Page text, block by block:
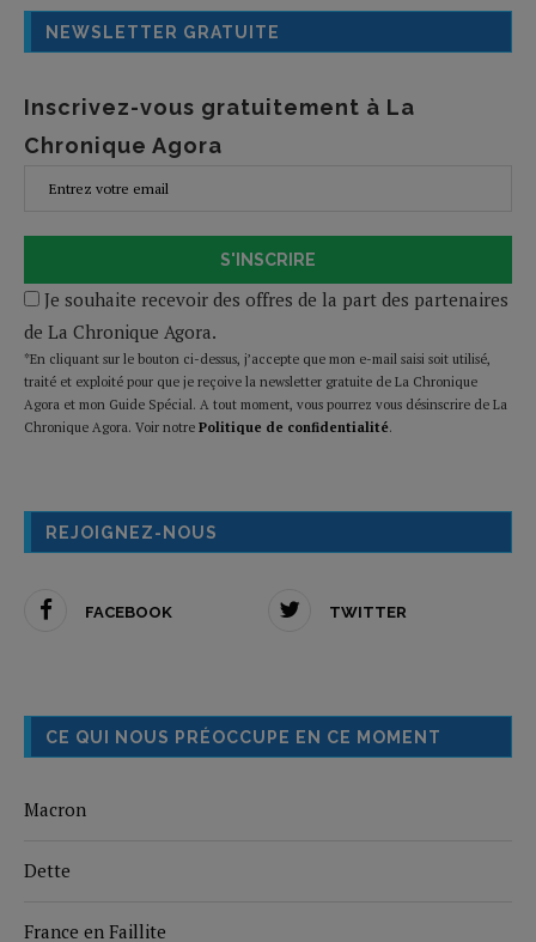
NEWSLETTER GRATUITE
Inscrivez-vous gratuitement à La
Chronique Agora
S'INSCRIRE
Je souhaite recevoir des offres de la part des partenaires
de La Chronique Agora.
*En cliquant sur le bouton ci-dessus, j’accepte que mon e-mail saisi soit utilisé,
traité et exploité pour que je reçoive la newsletter gratuite de La Chronique
Agora et mon Guide Spécial. A tout moment, vous pourrez vous désinscrire de La
Chronique Agora. Voir notre Politique de confidentialité.
REJOIGNEZ-NOUS
FACEBOOK TWITTER
CE QUI NOUS PRÉOCCUPE EN CE MOMENT
Macron
Dette
France en Faillite